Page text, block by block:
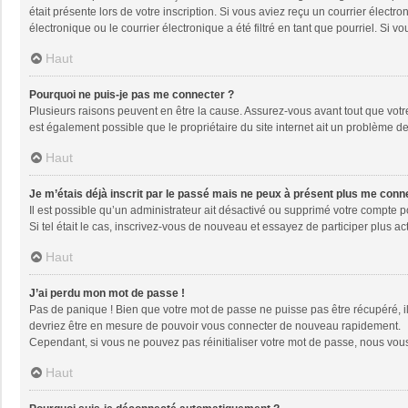
était présente lors de votre inscription. Si vous aviez reçu un courrier
électronique ou le courrier électronique a été filtré en tant que pourriel. Si
Haut
Pourquoi ne puis-je pas me connecter ?
Plusieurs raisons peuvent en être la cause. Assurez-vous avant tout que
est également possible que le propriétaire du site internet ait un problème
Haut
Je m’étais déjà inscrit par le passé mais ne peux à présent plus me
Il est possible qu’un administrateur ait désactivé ou supprimé votre
Si tel était le cas, inscrivez-vous de nouveau et essayez de participer plus
Haut
J’ai perdu mon mot de passe !
Pas de panique ! Bien que votre mot de passe ne puisse pas être
devriez être en mesure de pouvoir vous connecter de nouveau rapidement.
Cependant, si vous ne pouvez pas réinitialiser votre mot de passe, nous
Haut